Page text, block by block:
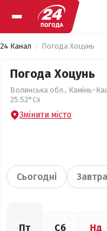
24 Канал Погода Хоцунь
Погода Хоцунь
Волинська обл., Камінь-
25.52°Сх
Змінити місто
Сьогодні Завтра
Пт Сб Нд